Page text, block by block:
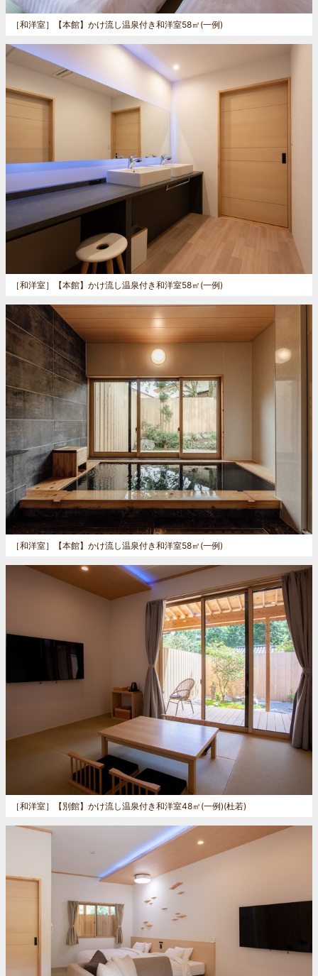
［和洋室］ 【本館】かけ流し温泉付き和洋室58㎡(一例)
［和洋室］ 【本館】かけ流し温泉付き和洋室58㎡(一例)
［和洋室］ 【本館】かけ流し温泉付き和洋室58㎡(一例)
［和洋室］ 【別館】かけ流し温泉付き和洋室48㎡(一例)(杜若)